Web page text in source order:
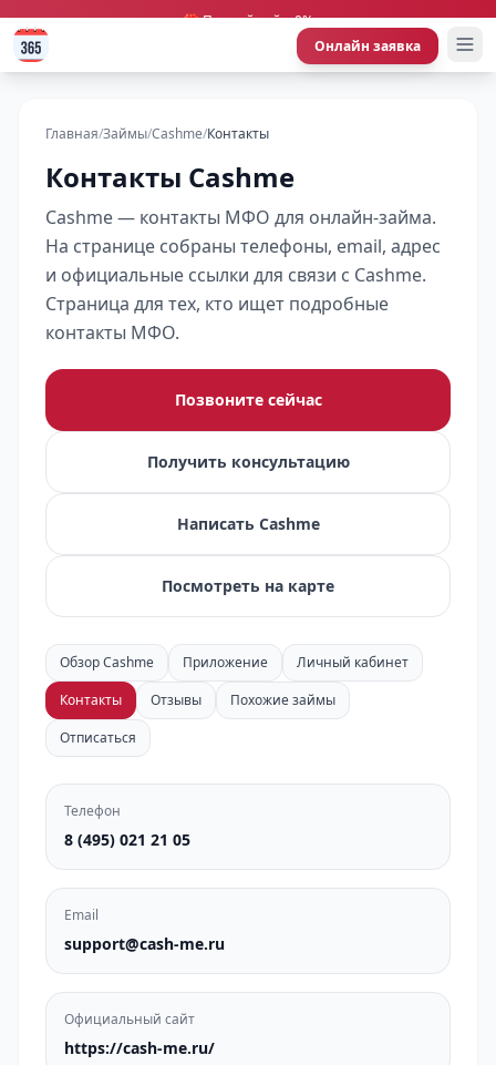
🎁 Первый займ 0%
Онлайн заявка
Главная/Займы/Cashme/Контакты
Контакты Cashme
Cashme — контакты МФО для онлайн-займа.
На странице собраны телефоны, email, адрес
и официальные ссылки для связи с Cashme.
Страница для тех, кто ищет подробные
контакты МФО.
Позвоните сейчас
Получить консультацию
Написать Cashme
Посмотреть на карте
Обзор Cashme Приложение
Личный кабинет
Контакты
Отзывы
Похожие займы
Отписаться
Телефон
8 (495) 021 21 05
Email
support@cash-me.ru
Официальный сайт
https://cash-me.ru/